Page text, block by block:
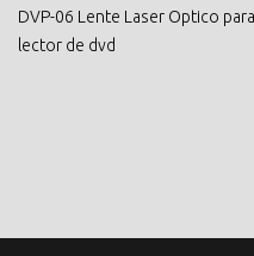
DVP-06 Lente Laser Optico
lector de dvd